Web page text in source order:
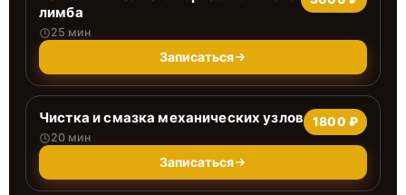
лимба
25 мин
Записаться
Чистка и смазка механических узлов
20 мин
1800 ₽
Записаться